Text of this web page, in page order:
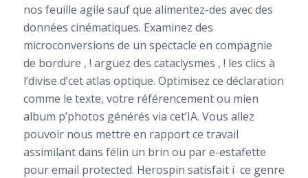
nos feuille agile sauf que alimentez-des avec des
données cinématiques. Examinez des
microconversions de un spectacle en compagnie
de bordure , ! arguez des cataclysmes , ! les clics à
l’divise d’cet atlas optique. Optimisez ce déclaration
comme le texte, votre référencement ou mien
album p’photos générés via cet’IA. Vous allez
pouvoir nous mettre en rapport ce travail
assimilant dans félin un brin ou par e-estafette
pour email protected. Herospin satisfait í ce genre